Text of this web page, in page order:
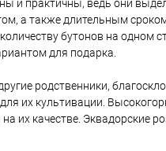
и практичны, ведь они
а также длительным
бутонов на одном
для подарка.
родственники,
их культивации.
на их качестве.